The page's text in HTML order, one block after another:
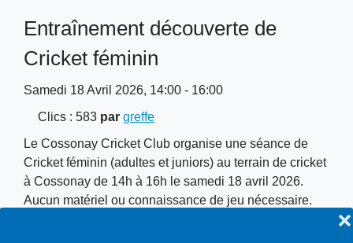
❌
Entraînement découverte de
Cricket féminin
Samedi 18 Avril 2026, 14:00 - 16:00
Clics : 583 pargreffe
Le Cossonay Cricket Club organise une séance de
Cricket féminin (adultes et juniors) au terrain de cricket
à Cossonay de 14h à 16h le samedi 18 avril 2026.
Aucun matériel ou connaissance de jeu nécessaire.